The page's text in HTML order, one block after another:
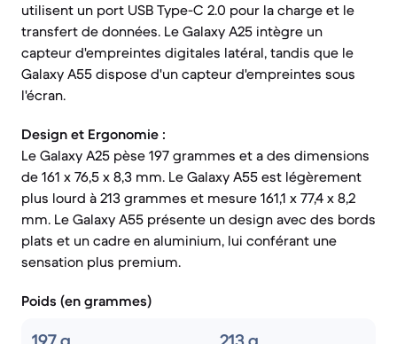
utilisent un port USB Type-C 2.0 pour la charge et le
transfert de données. Le Galaxy A25 intègre un
capteur d'empreintes digitales latéral, tandis que le
Galaxy A55 dispose d'un capteur d'empreintes sous
l'écran.
Design et Ergonomie :
Le Galaxy A25 pèse 197 grammes et a des dimensions
de 161 x 76,5 x 8,3 mm. Le Galaxy A55 est légèrement
plus lourd à 213 grammes et mesure 161,1 x 77,4 x 8,2
mm. Le Galaxy A55 présente un design avec des bords
plats et un cadre en aluminium, lui conférant une
sensation plus premium.
Poids (en grammes)